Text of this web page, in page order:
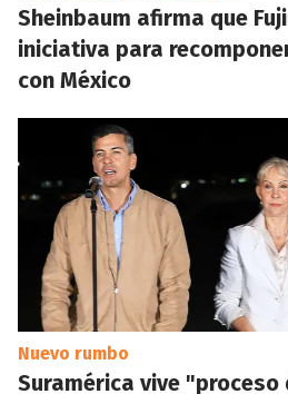
Sheinbaum afirma que
iniciativa para
con México
Nuevo rumbo
Suramérica vive "proceso